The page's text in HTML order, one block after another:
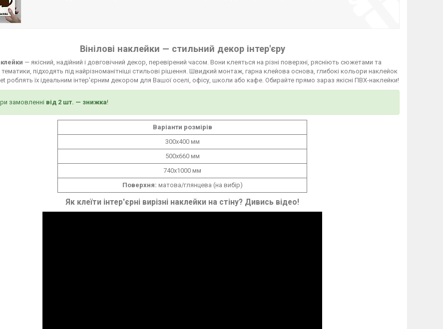
Вінілові наклейки — стильний декор інтер'єру
— якісний, надійний і довговічний декор, перевірений часом. Вони клеяться на різні поверхні, рясніють сюжетами та
підходять під найрізноманітніші стильові рішення. Швидкий монтаж, гарна клейова основа, глибокі кольори наклейок
роблять їх ідеальним інтер'єрним декором для Вашої оселі, офісу, школи або кафе. Обирайте прямо зараз якісні ПВХ-наклейки!
замовленні від 2 шт. — знижка!
Варіанти розмірів
300x400 мм
500х660 мм
740х1000 мм
Поверхня: матова/глянцева (на вибір)
Як клеїти інтер'єрні вирізні наклейки на стіну? Дивись відео!